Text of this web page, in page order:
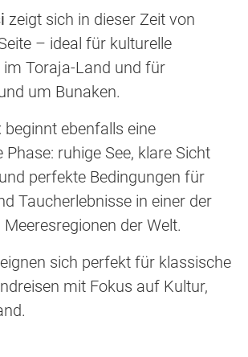
zeigt sich in dieser Zeit von
– ideal für kulturelle
im Toraja-Land und für
um Bunaken.
beginnt ebenfalls eine
ruhige See, klare Sicht
perfekte Bedingungen für
Taucherlebnisse in einer der
der Welt.
sich perfekt für klassische
mit Fokus auf Kultur,